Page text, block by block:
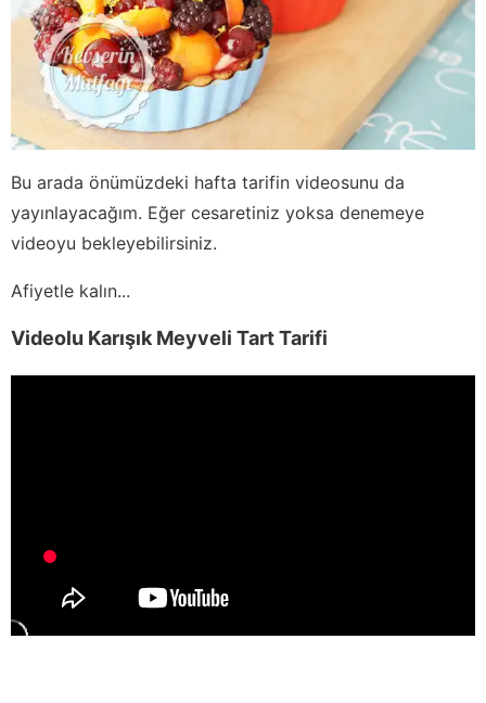
Bu arada önümüzdeki hafta tarifin videosunu da
yayınlayacağım. Eğer cesaretiniz yoksa denemeye
videoyu bekleyebilirsiniz.
Afiyetle kalın...
Videolu Karışık Meyveli Tart Tarifi